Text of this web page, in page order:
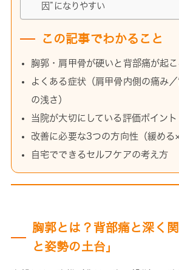
因”になりやすい
この記事でわかること
胸郭・肩甲骨が硬いと背部痛が起
よくある症状（肩甲骨内側の痛み
の浅さ）
当院が大切にしている評価ポイント
改善に必要な3つの方向性（緩める
自宅でできるセルフケアの考え方
胸郭とは？背部痛と深く
と姿勢の土台」